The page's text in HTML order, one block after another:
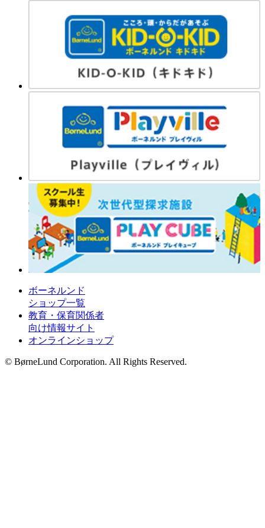
ボーネルンド
ショップ一覧
教育・保育関係者
向け情報サイト
オンラインショップ
© BørneLund Corporation. All Rights Reserved.